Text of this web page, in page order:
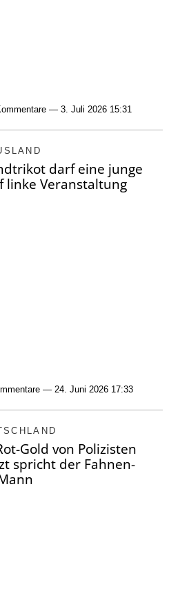
— 3. Juli 2026 15:31
darf eine junge
linke Veranstaltung
— 24. Juni 2026 17:33
Gold von Polizisten
spricht der Fahnen-